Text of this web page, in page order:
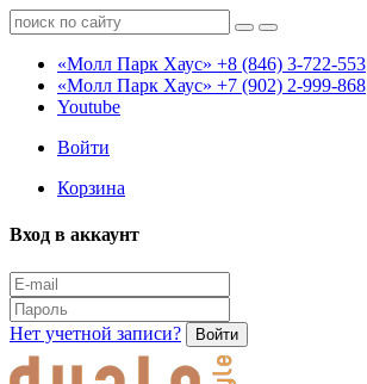
«Молл Парк Хаус» +8 (846) 3-722-553
«Молл Парк Хаус» +7 (902) 2-999-868
Youtube
Войти
Корзина
Вход в аккаунт
Нет учетной записи? Войти